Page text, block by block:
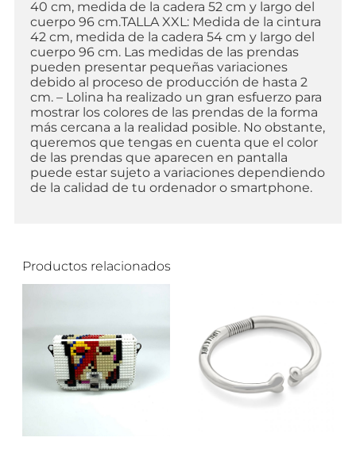
40 cm, medida de la cadera 52 cm y largo del
cuerpo 96 cm.TALLA XXL: Medida de la cintura
42 cm, medida de la cadera 54 cm y largo del
cuerpo 96 cm. Las medidas de las prendas
pueden presentar pequeñas variaciones
debido al proceso de producción de hasta 2
cm. – Lolina ha realizado un gran esfuerzo para
mostrar los colores de las prendas de la forma
más cercana a la realidad posible. No obstante,
queremos que tengas en cuenta que el color
de las prendas que aparecen en pantalla
puede estar sujeto a variaciones dependiendo
de la calidad de tu ordenador o smartphone.
Productos relacionados